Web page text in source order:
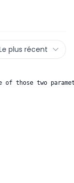
plus récent
of those two